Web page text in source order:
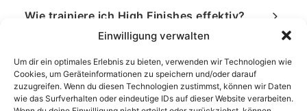
Einwilligung verwalten
Um dir ein optimales Erlebnis zu bieten, verwenden wir Technologien wie
Cookies, um Geräteinformationen zu speichern und/oder darauf
zuzugreifen. Wenn du diesen Technologien zustimmst, können wir Daten
wie das Surfverhalten oder eindeutige IDs auf dieser Website verarbeiten.
Wie trainiere ich High Finishes effektiv?